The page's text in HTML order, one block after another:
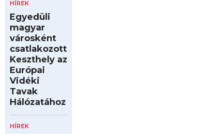
HÍREK
Egyedüli
magyar
városként
csatlakozott
Keszthely az
Európai
Vidéki
Tavak
Hálózatához
HÍREK